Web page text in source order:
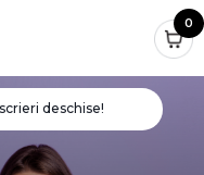
0
deschise!